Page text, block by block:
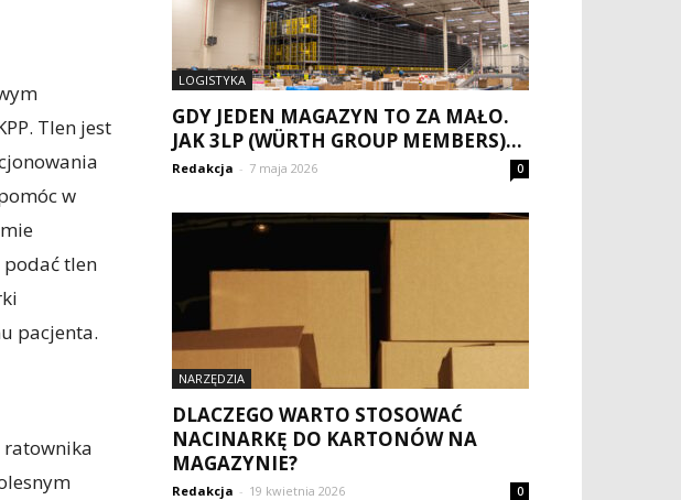
Tlen jest
w
podać tlen
pacjenta.
ratownika
LOGISTYKA
GDY JEDEN MAGAZYN TO ZA MAŁO.
JAK 3LP (WÜRTH GROUP MEMBERS)...
Redakcja - 7 maja 2026 0
NARZĘDZIA
DLACZEGO WARTO STOSOWAĆ
NACINARKĘ DO KARTONÓW NA
MAGAZYNIE?
Redakcja - 19 kwietnia 2026 0